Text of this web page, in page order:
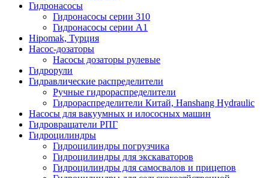
Гидронасосы
Гидронасосы серии 310
Гидронасосы серии А1
Hipomak, Турция
Насос-дозаторы
Насосы дозаторы рулевые
Гидрорули
Гидравлические распределители
Ручные гидрораспределители
Гидрораспределители Китай, Hanshang Hydraulic
Насосы для вакуумных и илососных машин
Гидровращатели РПГ
Гидроцилиндры
Гидроцилиндры погрузчика
Гидроцилиндры для экскаваторов
Гидроцилиндры для самосвалов и прицепов